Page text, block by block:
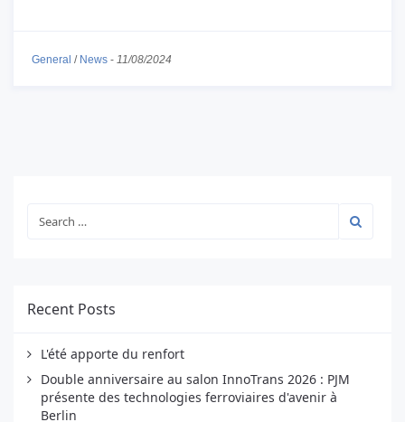
General / News - 11/08/2024
Recent Posts
L'été apporte du renfort
Double anniversaire au salon InnoTrans 2026 : PJM
présente des technologies ferroviaires d'avenir à
Berlin